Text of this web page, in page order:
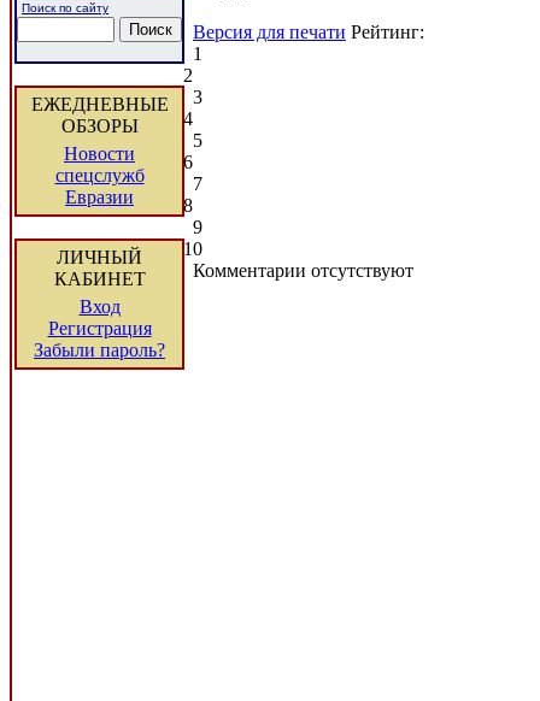
Поиск по сайту
ЕЖЕДНЕВНЫЕ
ОБЗОРЫ
Новости
спецслужб
Евразии
ЛИЧНЫЙ
КАБИНЕТ
Вход
Регистрация
Забыли пароль?
Версия для печати Рейтинг:
1
2
3
4
5
6
7
8
9
10
Комментарии отсутствуют